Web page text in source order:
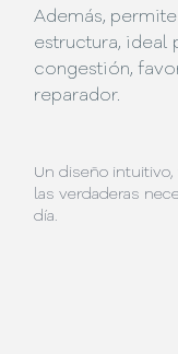
Además,
estructura, ideal
congestión,
reparador.
Un diseño intuitivo,
las verdaderas
día.